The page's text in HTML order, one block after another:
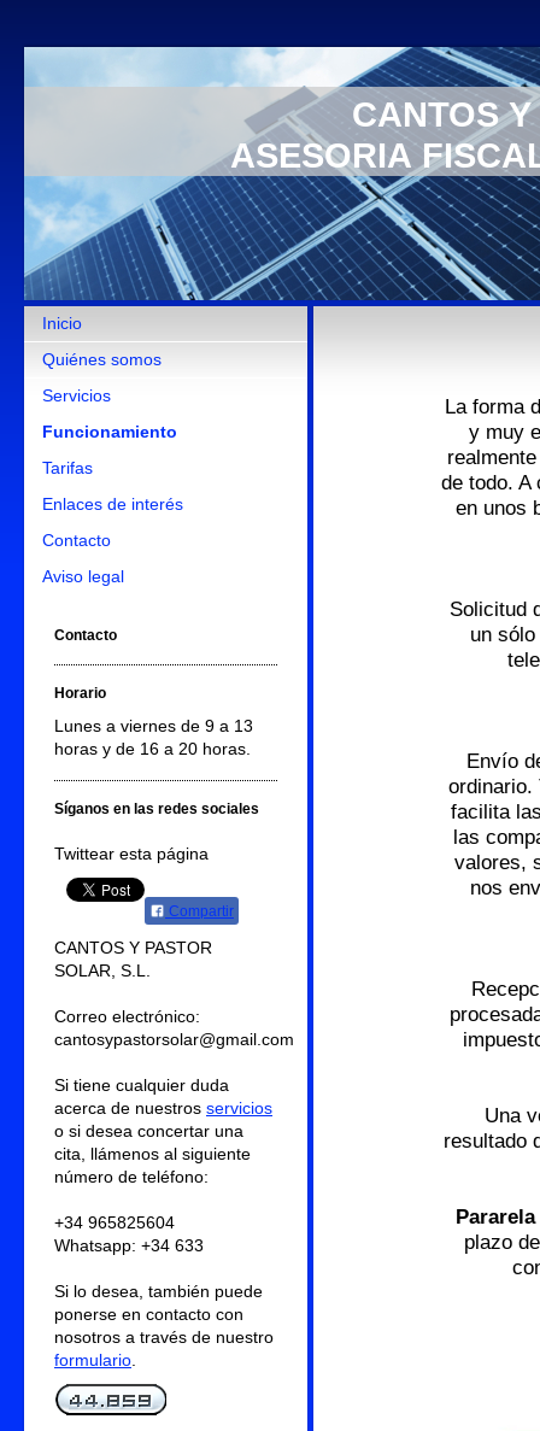
CANTOS
ASESORIA
Inicio
Quiénes somos
Servicios
Funcionamiento
Tarifas
Enlaces de interés
Contacto
Aviso legal
Contacto
Horario
Lunes a viernes de 9 a 13
horas y de 16 a 20 horas.
Síganos en las redes sociales
Twittear esta página
Compartir
CANTOS Y PASTOR
SOLAR, S.L.
Correo electrónico:
cantosypastorsolar@gmail.com
Si tiene cualquier duda
acerca de nuestros servicios
o si desea concertar una
cita, llámenos al siguiente
número de teléfono:
+34 965825604
Whatsapp: +34 633
Si lo desea, también puede
ponerse en contacto con
nosotros a través de nuestro
formulario
La forma
y muy
de todo. A
en unos
Solicitud
un
Envío
ordinario.
facilita
las
valores,
nos
Una
resultado
plazo